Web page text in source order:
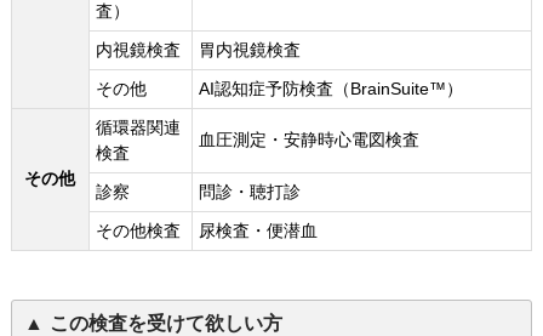
査）
内視鏡検査
胃内視鏡検査
その他
AI認知症予防検査（BrainSuite™）
その他
循環器関連
検査
血圧測定・安静時心電図検査
診察
問診・聴打診
その他検査
尿検査・便潜血
この検査を受けて欲しい方